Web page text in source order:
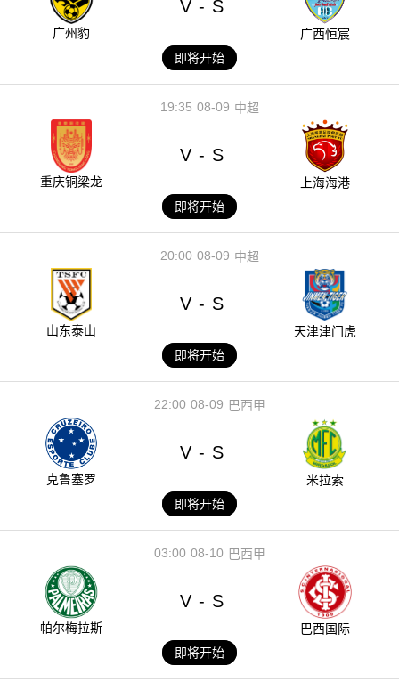
广州豹
V - S
广西恒宸
即将开始
08-09
19:35 中超
重庆铜梁龙
V - S
上海海港
即将开始
08-09
20:00 中超
山东泰山
V - S
天津津门虎
即将开始
08-09
22:00 巴西甲
克鲁塞罗
V - S
米拉索
即将开始
08-10
03:00 巴西甲
帕尔梅拉斯
V - S
巴西国际
即将开始